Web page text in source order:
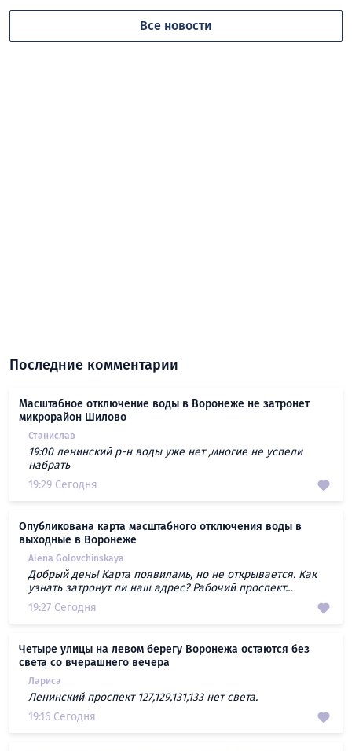
Все новости
Последние комментарии
Масштабное отключение воды в Воронеже не затронет
микрорайон Шилово
Станислав
19:00 ленинский р-н воды уже нет ,многие не успели
набрать
19:29 Сегодня
Опубликована карта масштабного отключения воды в
выходные в Воронеже
Alena Golovchinskaya
Добрый день! Карта появиламь, но не открывается. Как
узнать затронут ли наш адрес? Рабочий проспект...
19:27 Сегодня
Четыре улицы на левом берегу Воронежа остаются без
света со вчерашнего вечера
Лариса
Ленинский проспект 127,129,131,133 нет света.
19:16 Сегодня